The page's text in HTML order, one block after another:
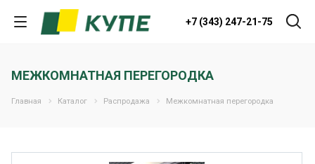
+7 (343) 247-21-75
МЕЖКОМНАТНАЯ ПЕРЕГОРОДКА
Главная Каталог Распродажа Межкомнатная перегородка